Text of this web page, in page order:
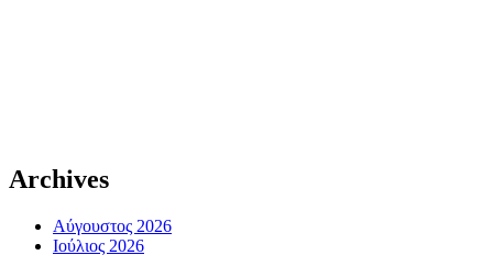
Archives
Αύγουστος 2026
Ιούλιος 2026